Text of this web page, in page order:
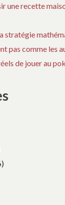
une recette
stratégie
pas comme les
de jouer au